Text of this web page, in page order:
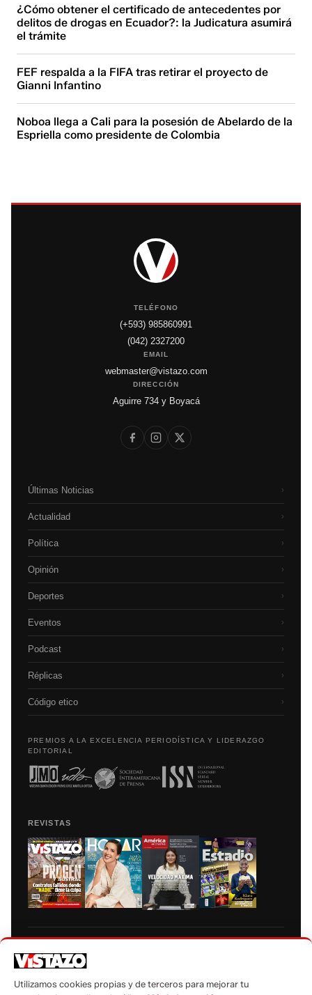
¿Cómo obtener el certificado de antecedentes por
delitos de drogas en Ecuador?: la Judicatura asumirá
el trámite
FEF respalda a la FIFA tras retirar el proyecto de
Gianni Infantino
Noboa llega a Cali para la posesión de Abelardo de la
Espriella como presidente de Colombia
TELÉFONO
(+593) 985860991
(042) 2327200
EMAIL
webmaster@vistazo.com
DIRECCIÓN
Aguirre 734 y Boyacá
Últimas Noticias ›
Actualidad ›
Política ›
Opinión ›
Deportes ›
Eventos ›
Podcast ›
Réplicas ›
Código etico ›
PREMIOS A LA EXCELENCIA PERIODÍSTICA Y LIDERAZGO
EDITORIAL
REVISTAS
autorización escrita de su titular, de todos los contenidos de Vistazo.com.
Utilizamos cookies propias y de terceros para mejorar tu